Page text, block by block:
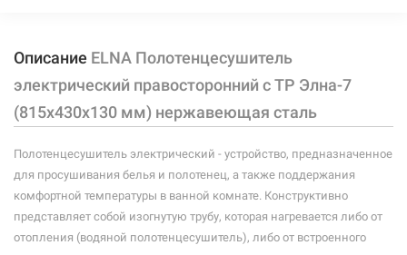
Глубина:
Высота:
Мощность: -
Тип крепления: стационарный
Тип подключения: правосторонний
Описание ELNA Полотенцесушитель
электрический правосторонний с ТР Элна-7
(815х430х130 мм) нержавеющая сталь
Полотенцесушитель электрический - устройство, предназначенное
для просушивания белья и полотенец, а также поддержания
комфортной температуры в ванной комнате. Конструктивно
представляет собой изогнутую трубу, которая нагревается либо от
отопления (водяной полотенцесушитель), либо от встроенного